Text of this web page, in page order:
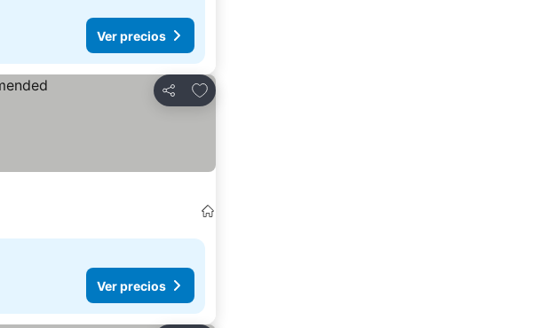
Ver precios
Compartir
Agregar a favoritos
Ver precios